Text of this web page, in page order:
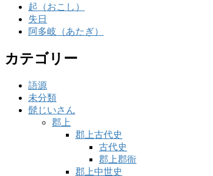
起（おこし）
失日
阿多岐（あたぎ）
カテゴリー
語源
未分類
髭じいさん
郡上
郡上古代史
古代史
郡上郡衙
郡上中世史